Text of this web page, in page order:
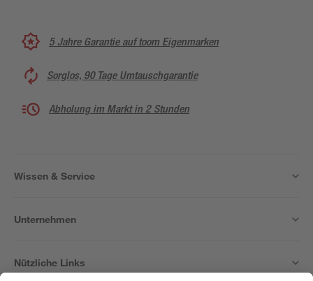
5 Jahre Garantie auf toom Eigenmarken
Sorglos, 90 Tage Umtauschgarantie
Abholung im Markt in 2 Stunden
Wissen & Service
Unternehmen
Nützliche Links